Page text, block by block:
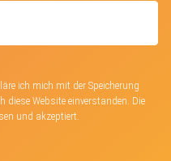
ich mich mit der Speicherung
diese Website einverstanden. Die
und akzeptiert.